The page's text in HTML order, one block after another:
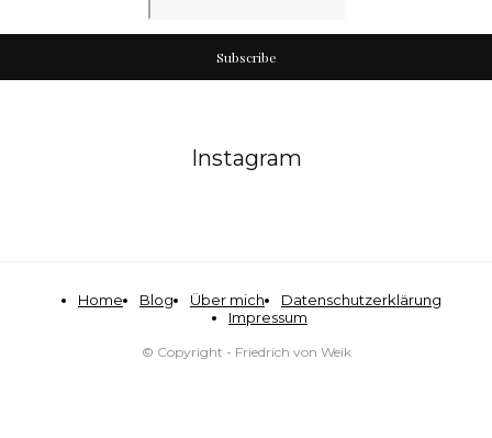
Subscribe
Instagram
Home Blog Über mich
Datenschutzerklärung
Impressum
© Copyright - Friedrich von Weik